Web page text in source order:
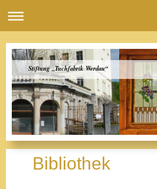
Stiftung „Tuchfabrik Werdau“
Bibliothek